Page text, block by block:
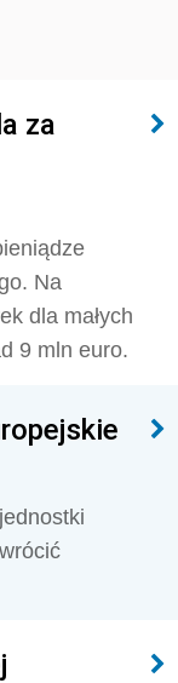
za
Na
dla małych
9 mln euro.